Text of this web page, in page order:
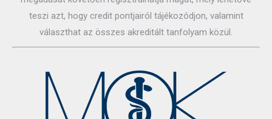
teszi azt, hogy credit pontjairól tájékozódjon, valamint
választhat az összes akreditált tanfolyam közül.